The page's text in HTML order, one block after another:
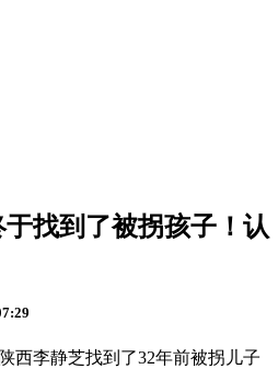
找到了被拐孩子！认
李静芝找到了32年前被拐儿子